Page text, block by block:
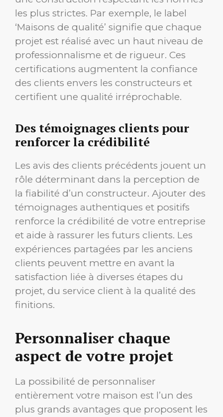
les plus strictes. Par exemple, le label
‘Maisons de qualité’ signifie que chaque
projet est réalisé avec un haut niveau de
professionnalisme et de rigueur. Ces
certifications augmentent la confiance
des clients envers les constructeurs et
certifient une qualité irréprochable.
Des témoignages clients pour
renforcer la crédibilité
Les avis des clients précédents jouent un
rôle déterminant dans la perception de
la fiabilité d’un constructeur. Ajouter des
témoignages authentiques et positifs
renforce la crédibilité de votre entreprise
et aide à rassurer les futurs clients. Les
expériences partagées par les anciens
clients peuvent mettre en avant la
satisfaction liée à diverses étapes du
projet, du service client à la qualité des
finitions.
Personnaliser chaque
aspect de votre projet
La possibilité de personnaliser
entièrement votre maison est l’un des
plus grands avantages que proposent les